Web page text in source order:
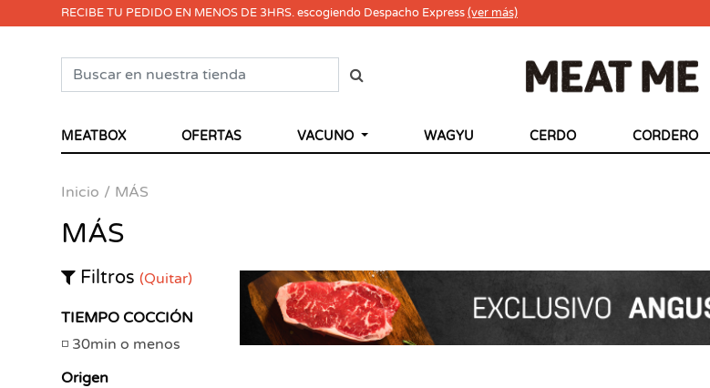
RECIBE TU PEDIDO EN MENOS DE 3HRS. escogiendo Despacho Express(ver más)
MEATBOX OFERTAS VACUNO WAGYU CERDO CORDERO
Inicio MÁS
MÁS
Filtros (Quitar)
TIEMPO COCCIÓN
30min o menos
Origen